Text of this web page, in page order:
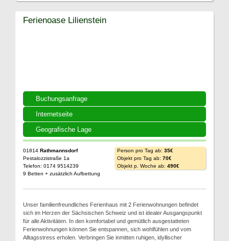
Buchungsanfrage
Internetseite
Geografische Lage
Ferienoase Lilienstein
01814 Rathmannsdorf
Pestalozzistraße 1a
Telefon: 0174 9514239
9 Betten + zusätzlich Aufbettung
Person pro Tag ab: 35€
Objekt pro Tag ab: 70€
Objekt p. Woche ab: 490€
Unser familienfreundliches Ferienhaus mit 2 Ferienwohnungen befindet
sich im Herzen der Sächsischen Schweiz und ist idealer Ausgangspunkt
für alle Aktivitäten. In den komfortabel und gemütlich ausgestatteten
Ferienwohnungen können Sie entspannen, sich wohlfühlen und vom
Alltagsstress erholen. Verbringen Sie inmitten ruhigen, idyllischer